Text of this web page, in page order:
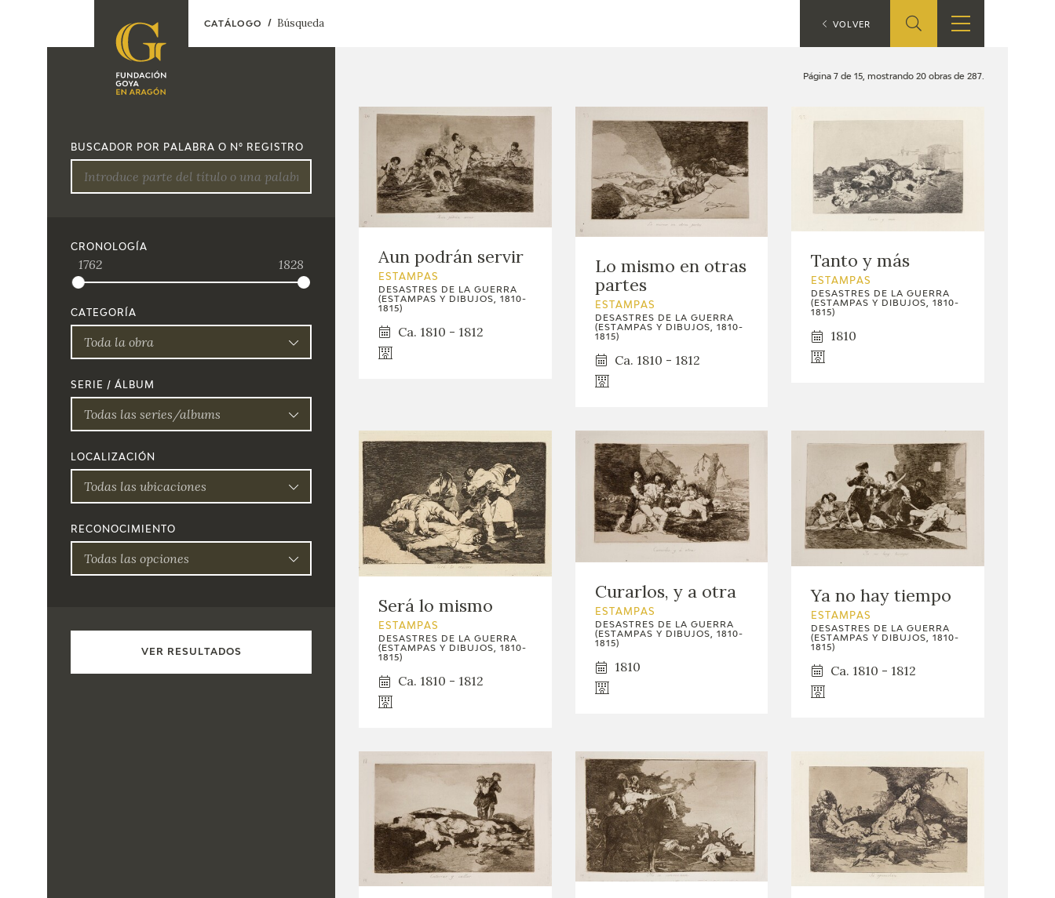
EN
FUNDACIÓN
CENTRO DE
CONTACTO
PRENSA
BLOG CUADERNO
ITALIANO
BIOGRAFÍA
CRONOLOGÍA
EL VIAJE DE GOYA
TIENDA ONLINE
EDUCA
RECURSOS
EDUCATIVOS
FICHAS ARASAAC
BUSCADOR POR PALABRA O Nº REGISTRO
CRONOLOGÍA
1762 1828
CATEGORÍA
Toda la obra
SERIE / ÁLBUM
Todas las series/albums
LOCALIZACIÓN
Todas las ubicaciones
RECONOCIMIENTO
Todas las opciones
Página 7 de 15, mostrando 20 obras de 287.
Aun podrán servir
ESTAMPAS
DESASTRES DE LA GUERRA
(ESTAMPAS Y DIBUJOS, 1810-
1815)
Ca. 1810 - 1812
Lo mismo en otras
partes
ESTAMPAS
DESASTRES DE LA GUERRA
(ESTAMPAS Y DIBUJOS, 1810-
1815)
Ca. 1810 - 1812
Tanto y más
ESTAMPAS
DESASTRES DE LA GUERRA
(ESTAMPAS Y DIBUJOS, 1810-
1815)
1810
Será lo mismo
ESTAMPAS
DESASTRES DE LA GUERRA
(ESTAMPAS Y DIBUJOS, 1810-
1815)
Ca. 1810 - 1812
Curarlos, y a otra
ESTAMPAS
DESASTRES DE LA GUERRA
(ESTAMPAS Y DIBUJOS, 1810-
1815)
1810
Ya no hay tiempo
ESTAMPAS
DESASTRES DE LA GUERRA
(ESTAMPAS Y DIBUJOS, 1810-
1815)
Ca. 1810 - 1812
CATÁLOGO Búsqueda VOLVER